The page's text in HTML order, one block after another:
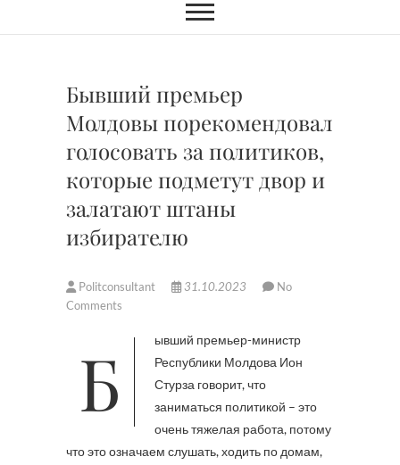
Бывший премьер
Молдовы порекомендовал
голосовать за политиков,
которые подметут двор и
залатают штаны
избирателю
Politconsultant 31.10.2023
No
Comments
Бывший премьер-министр
Республики Молдова Ион
Стурза говорит, что
заниматься политикой – это
очень тяжелая работа, потому
что это означаем слушать, ходить по домам,